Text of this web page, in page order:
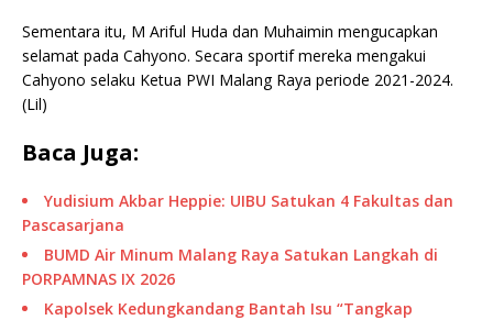
Sementara itu, M Ariful Huda dan Muhaimin mengucapkan
selamat pada Cahyono. Secara sportif mereka mengakui
Cahyono selaku Ketua PWI Malang Raya periode 2021-2024.
(Lil)
Baca Juga:
Yudisium Akbar Heppie: UIBU Satukan 4 Fakultas dan
Pascasarjana
BUMD Air Minum Malang Raya Satukan Langkah di
PORPAMNAS IX 2026
Kapolsek Kedungkandang Bantah Isu “Tangkap